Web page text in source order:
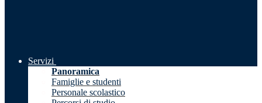
Servizi
Panoramica
Famiglie e studenti
Personale scolastico